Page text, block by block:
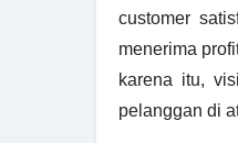
customer
menerima
karena itu,
pelanggan di